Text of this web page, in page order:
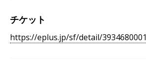
チケット
https://eplus.jp/sf/detail/3934680001